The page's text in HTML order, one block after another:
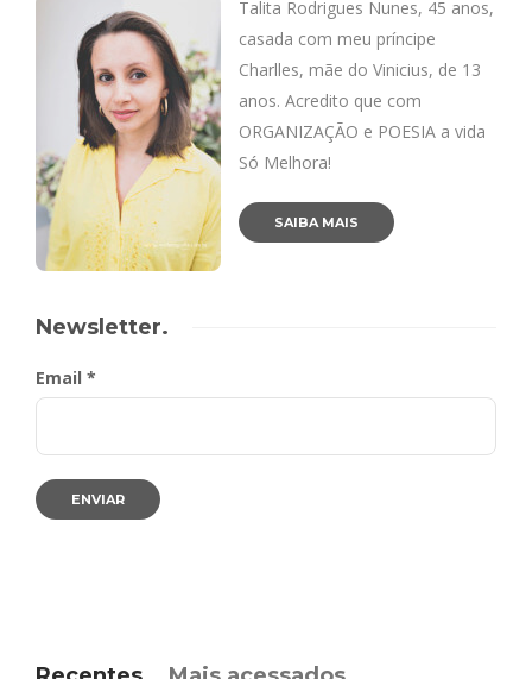
Talita Rodrigues Nunes, 45 anos,
casada com meu príncipe
Charlles, mãe do Vinicius, de 13
anos. Acredito que com
ORGANIZAÇÃO e POESIA a vida
Só Melhora!
SAIBA MAIS
Newsletter.
Email *